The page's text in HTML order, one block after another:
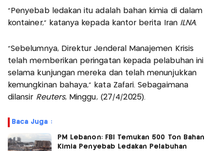
"Penyebab ledakan itu adalah bahan kimia di dalam
kontainer," katanya kepada kantor berita Iran ILNA.
"Sebelumnya, Direktur Jenderal Manajemen Krisis
telah memberikan peringatan kepada pelabuhan ini
selama kunjungan mereka dan telah menunjukkan
kemungkinan bahaya," kata Zafari. Sebagaimana
dilansir Reuters, Minggu, (27/4/2025).
Baca Juga :
PM Lebanon: FBI Temukan 500 Ton Bahan
Kimia Penyebab Ledakan Pelabuhan